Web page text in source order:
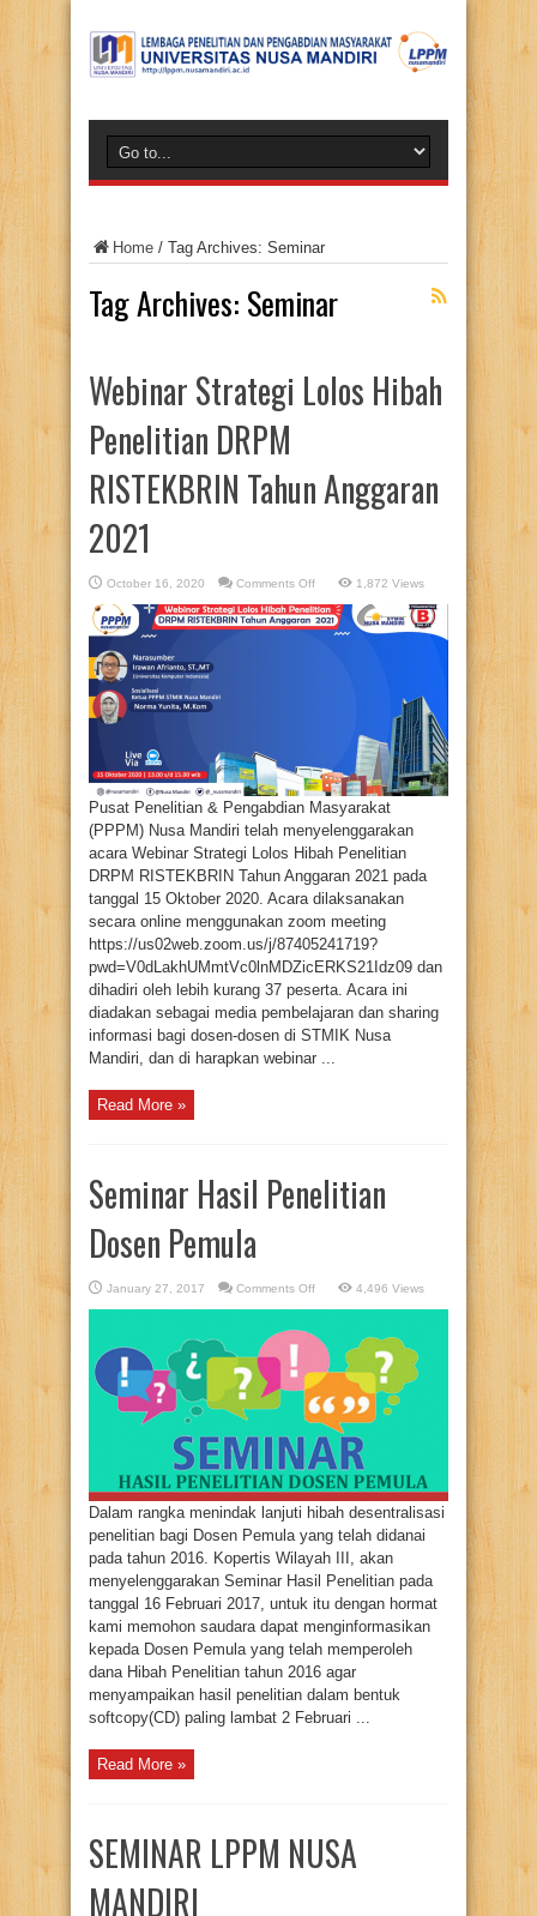
Home / Tag Archives: Seminar
Tag Archives: Seminar
Webinar Strategi Lolos Hibah
Penelitian DRPM
RISTEKBRIN Tahun Anggaran
2021
October 16, 2020 Comments Offon
Strategi
Lolos
Hibah
1,872 Views
Pusat Penelitian & Pengabdian Masyarakat
(PPPM) Nusa Mandiri telah menyelenggarakan
acara Webinar Strategi Lolos Hibah Penelitian
DRPM RISTEKBRIN Tahun Anggaran 2021 pada
tanggal 15 Oktober 2020. Acara dilaksanakan
secara online menggunakan zoom meeting
https://us02web.zoom.us/j/87405241719?
pwd=V0dLakhUMmtVc0lnMDZicERKS21Idz09 dan
dihadiri oleh lebih kurang 37 peserta. Acara ini
diadakan sebagai media pembelajaran dan sharing
informasi bagi dosen-dosen di STMIK Nusa
Mandiri, dan di harapkan webinar ...
Read More »
Seminar Hasil Penelitian
Dosen Pemula
January 27, 2017 Comments Offon
Dosen
Pemula
4,496 Views
Dalam rangka menindak lanjuti hibah desentralisasi
penelitian bagi Dosen Pemula yang telah didanai
pada tahun 2016. Kopertis Wilayah III, akan
menyelenggarakan Seminar Hasil Penelitian pada
tanggal 16 Februari 2017, untuk itu dengan hormat
kami memohon saudara dapat menginformasikan
kepada Dosen Pemula yang telah memperoleh
dana Hibah Penelitian tahun 2016 agar
menyampaikan hasil penelitian dalam bentuk
softcopy(CD) paling lambat 2 Februari ...
Read More »
SEMINAR LPPM NUSA
MANDIRI